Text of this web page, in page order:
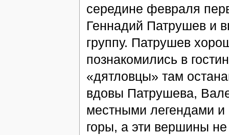
середине февраля
Геннадий Патрушев и
группу. Патрушев
познакомились в
«дятловцы» там
вдовы Патрушева,
местными легендами и
горы, а эти вершины